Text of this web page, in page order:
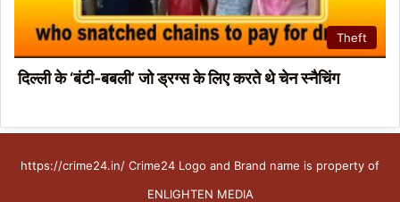
Theft
दिल्ली के ‘बंटी-बबली’ जो ड्रग्स के लिए करते थे चेन स्नैचिंग
https://crime24.in/ Crime24 Logo and Brand name is property of
ENLIGHTEN MEDIA